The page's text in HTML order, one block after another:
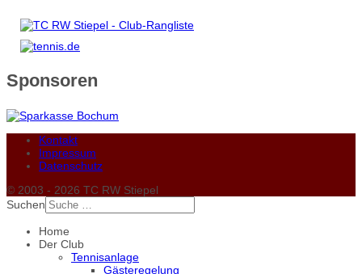
Sponsoren
Kontakt
Impressum
Datenschutz
© 2003 - 2026 TC RW Stiepel
Suchen
Home
Der Club
Tennisanlage
Gästeregelung